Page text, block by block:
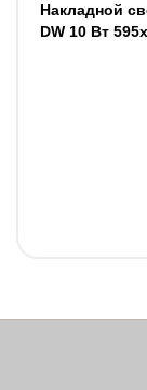
Накладной
DW 10 Вт